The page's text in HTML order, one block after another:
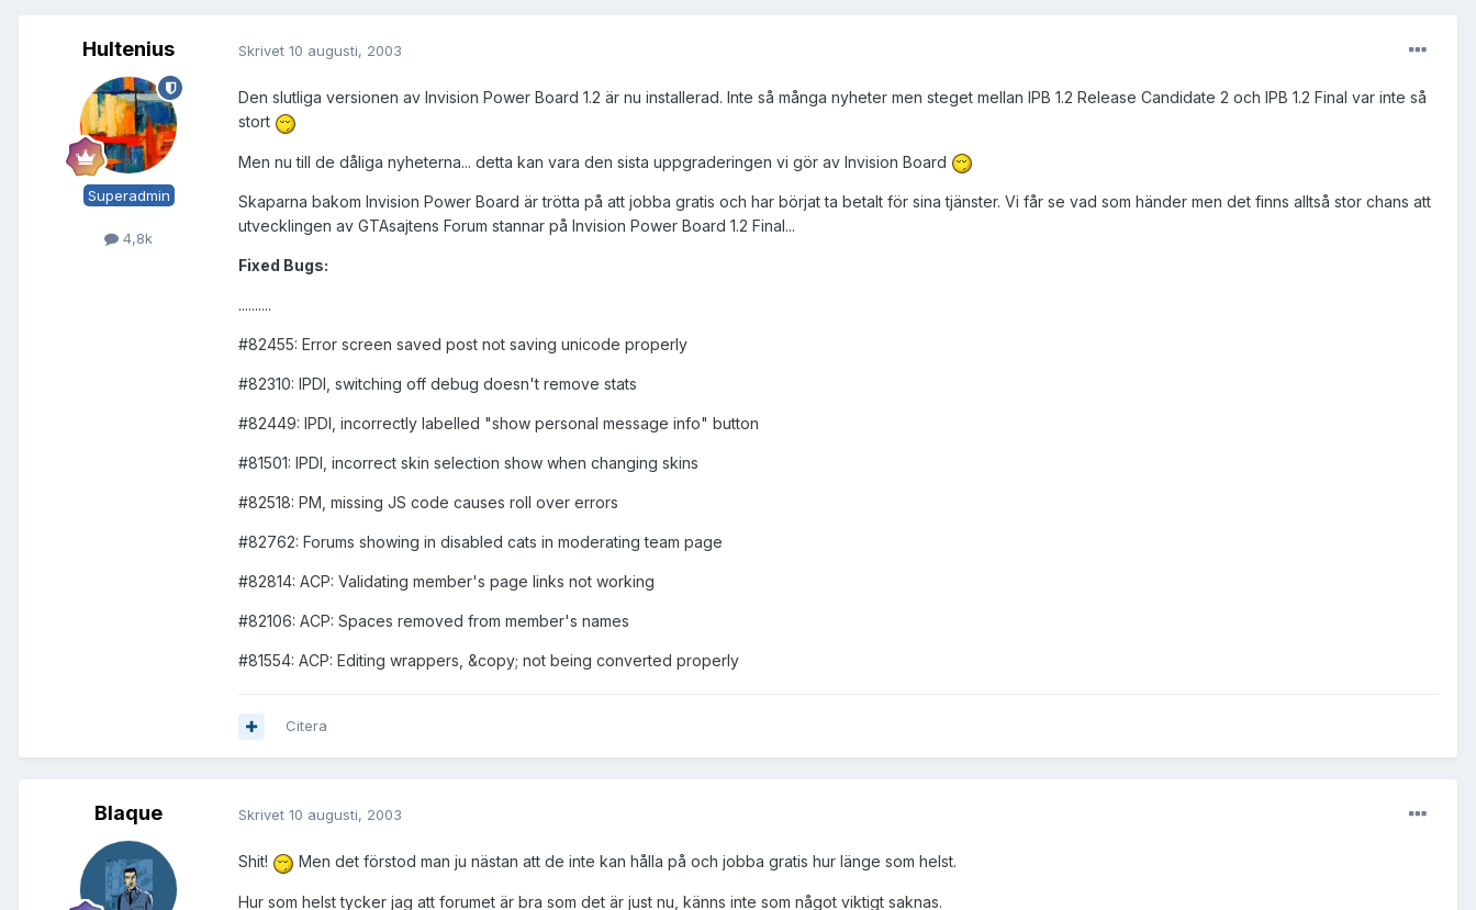
Hultenius
Superadmin
4,8k
Skrivet 10 augusti, 2003
Den slutliga versionen av Invision Power Board 1.2 är nu installerad. Inte så många nyheter men steget mellan IPB 1.2 Release Candidate 2 och IPB 1.2 Final var inte så
stort
Men nu till de dåliga nyheterna... detta kan vara den sista uppgraderingen vi gör av Invision Board
Skaparna bakom Invision Power Board är trötta på att jobba gratis och har börjat ta betalt för sina tjänster. Vi får se vad som händer men det finns alltså stor chans att
utvecklingen av GTAsajtens Forum stannar på Invision Power Board 1.2 Final...
Fixed Bugs:
..........
#82455: Error screen saved post not saving unicode properly
#82310: IPDl, switching off debug doesn't remove stats
#82449: IPDl, incorrectly labelled "show personal message info" button
#81501: IPDl, incorrect skin selection show when changing skins
#82518: PM, missing JS code causes roll over errors
#82762: Forums showing in disabled cats in moderating team page
#82814: ACP: Validating member's page links not working
#82106: ACP: Spaces removed from member's names
#81554: ACP: Editing wrappers, &copy; not being converted properly
Citera
Blaque Skrivet 10 augusti, 2003
Shit! Men det förstod man ju nästan att de inte kan hålla på och jobba gratis hur länge som helst.
Hur som helst tycker jag att forumet är bra som det är just nu, känns inte som något viktigt saknas.